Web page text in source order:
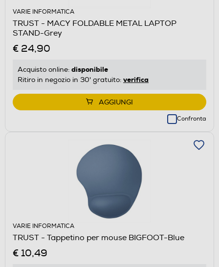
VARIE INFORMATICA
TRUST - MACY FOLDABLE METAL LAPTOP
STAND-Grey
€ 24,90
Acquisto online: disponibile
Ritiro in negozio in 30' gratuito: verifica
AGGIUNGI
Confronta
VARIE INFORMATICA
TRUST - Tappetino per mouse BIGFOOT-Blue
€ 10,49